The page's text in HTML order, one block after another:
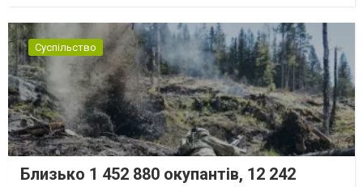
Суспільство
Близько 1 452 880 окупантів, 12 242